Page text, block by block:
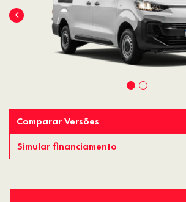
Comparar Versões
Simular financiamento